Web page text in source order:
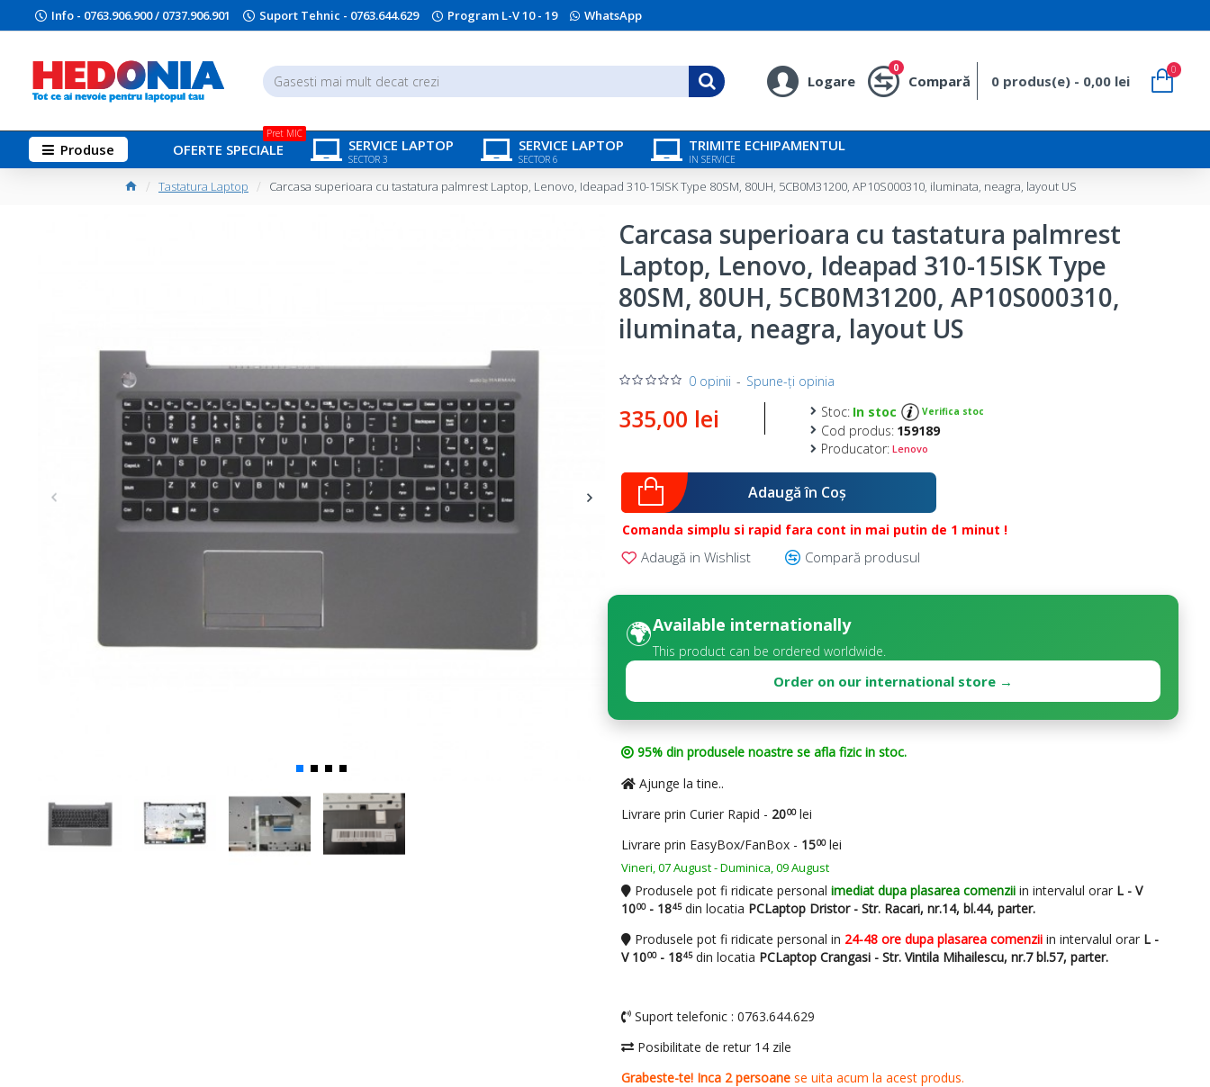
Info - 0763.906.900 / 0737.906.901 Suport Tehnic - 0763.644.629 Program L-V 10 - 19 WhatsApp
Logare Compară
0
0 produs(e) - 0,00 lei
0
Produse OFERTE SPECIALE
Pret MIC
SERVICE LAPTOP
SECTOR 3
SERVICE LAPTOP
SECTOR 6
TRIMITE ECHIPAMENTUL
IN SERVICE
Tastatura Laptop Carcasa superioara cu tastatura palmrest Laptop, Lenovo, Ideapad 310-15ISK Type 80SM, 80UH, 5CB0M31200, AP10S000310, iluminata, neagra, layout US
Carcasa superioara cu tastatura palmrest
Laptop, Lenovo, Ideapad 310-15ISK Type
80SM, 80UH, 5CB0M31200, AP10S000310,
iluminata, neagra, layout US
0 opinii - Spune-ţi opinia
335,00 lei Stoc: In stoc Verifica stoc
Cod produs: 159189
Producator: Lenovo
Adaugă în Coş
Comanda simplu si rapid fara cont in mai putin de 1 minut !
Adaugă in Wishlist Compară produsul
🌍Available internationally
This product can be ordered worldwide.
Order on our international store →